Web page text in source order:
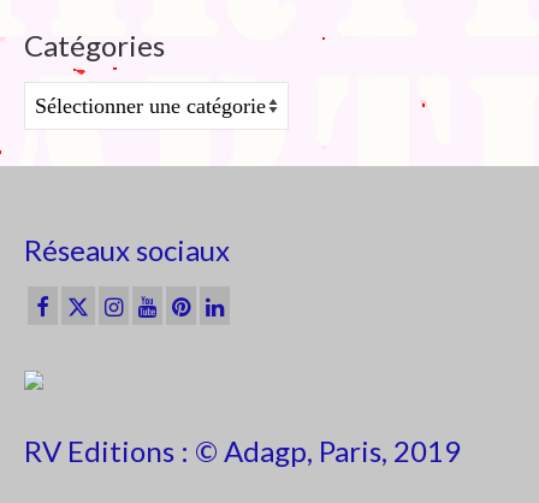
Catégories
Catégories
Réseaux sociaux
RV Editions : © Adagp, Paris, 2019